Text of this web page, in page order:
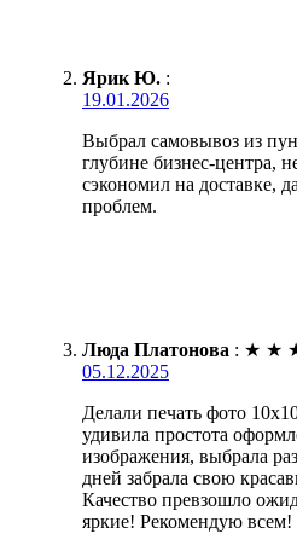
Ярик Ю. :
19.01.2026
Выбрал самовывоз из
глубине бизнес-центра,
сэкономил на доставке,
проблем.
Люда Платонова : ★ ★
05.12.2025
Делали печать фото
удивила простота
изображения, выбрала
дней забрала свою
Качество превзошло
яркие! Рекомендую всем!